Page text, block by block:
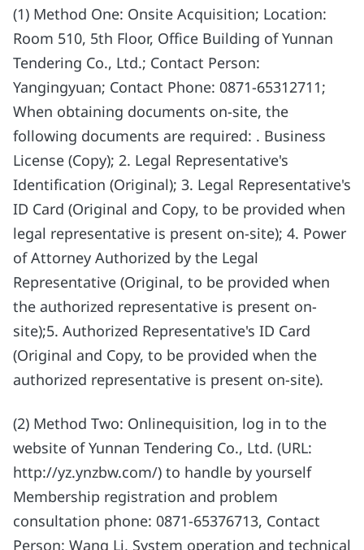
(1) Method One: Onsite Acquisition; Location:
Room 510, 5th Floor, Office Building of Yunnan
Tendering Co., Ltd.; Contact Person:
Yangingyuan; Contact Phone: 0871-65312711;
When obtaining documents on-site, the
following documents are required: . Business
License (Copy); 2. Legal Representative's
Identification (Original); 3. Legal Representative's
ID Card (Original and Copy, to be provided when
legal representative is present on-site); 4. Power
of Attorney Authorized by the Legal
Representative (Original, to be provided when
the authorized representative is present on-
site);5. Authorized Representative's ID Card
(Original and Copy, to be provided when the
authorized representative is present on-site).
(2) Method Two: Onlinequisition, log in to the
website of Yunnan Tendering Co., Ltd. (URL:
http://yz.ynzbw.com/) to handle by yourself
Membership registration and problem
consultation phone: 0871-65376713, Contact
Person: Wang Li, System operation and technical